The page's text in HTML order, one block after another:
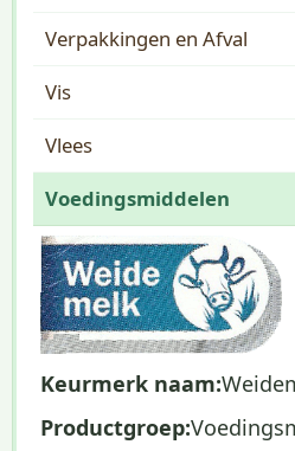
Verpakkingen en Afval
Vis
Vlees
Voedingsmiddelen
Keurmerk naam:
Productgroep: